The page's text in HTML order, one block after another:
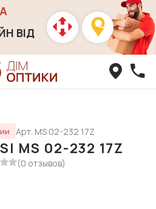
ВІД
Арт. MS 02-232 17Z
MS 02-232 17Z
(0 отзывов)